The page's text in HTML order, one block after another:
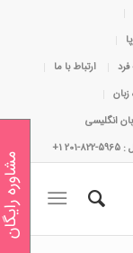
ارتباط با ما
انگلیسی